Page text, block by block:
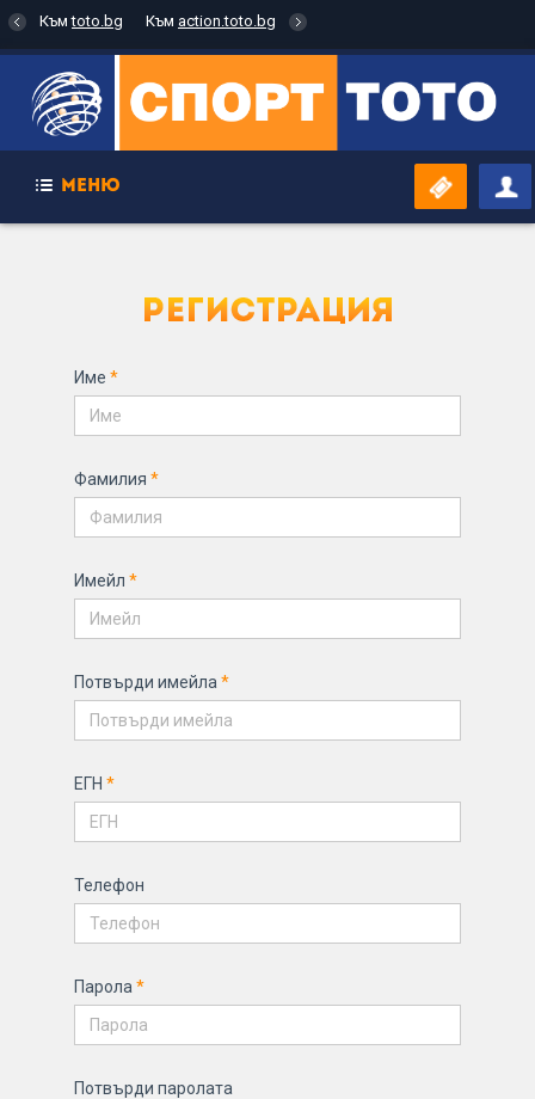
Къмtoto.bg Към action.toto.bg
МЕНЮ
Име*
Фамилия*
Имейл*
Потвърди имейла*
ЕГН*
Телефон
Парола*
Потвърди паролата